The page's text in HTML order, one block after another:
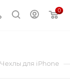
0
Чехлы для iPhone